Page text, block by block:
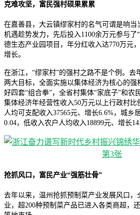
克难攻坚，富民强村硕果累累
在嘉善县，大云镇缪家村的名气可谓是响当
机遇趁势发力，先后投入1100余万元参与
德生态产业园项目，年分红收入达770万元
增长。
在浙江，“缪家村”的强村之路不是个例。去
两大目标，全面实施以集体经济为核心的强
好四套“组合拳”，全省村集体“家底子”和农
集体经济年经营性收入50万元以上行政村比
人均可支配收入37565元、增长6.6%，城乡
0.04，低收入农户人均收入18899元、增长
抢抓风口，富民产业“强筋壮骨”
去年以来，温州抢抓预制菜产业发展风口，
业，超200种预制菜产品已进入各类商超，